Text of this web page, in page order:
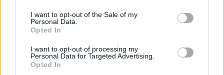
I want to opt-out of the Sale of my
Personal Data.
Opted In
I want to opt-out of processing my
Personal Data for Targeted Advertising.
Opted In
ΣΤΗΝ ΙΔΙΑ ΚΑΤΗΓΟΡΙΑ
Γέμισε αρώματα το Μεγαλοχώρι
στη γιορτή βοτάνων
Πλήθος κόσμου συμμετείχε στην